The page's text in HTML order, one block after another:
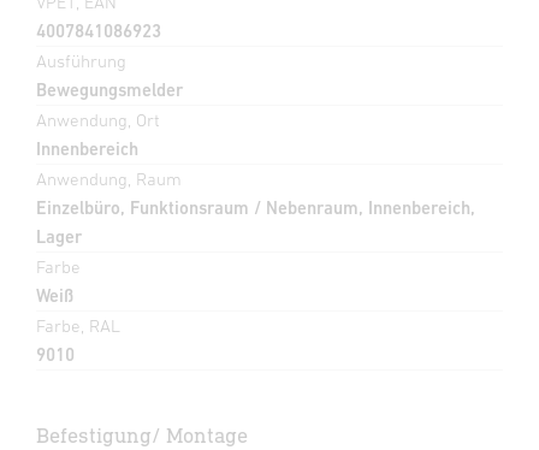
4007841086923
Ausführung
Bewegungsmelder
Anwendung, Ort
Innenbereich
Anwendung, Raum
Einzelbüro, Funktionsraum / Nebenraum, Innenbereich,
Lager
Farbe
Weiß
Farbe, RAL
9010
Befestigung/ Montage